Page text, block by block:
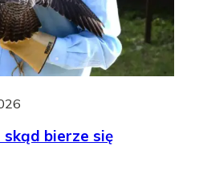
skąd bierze się